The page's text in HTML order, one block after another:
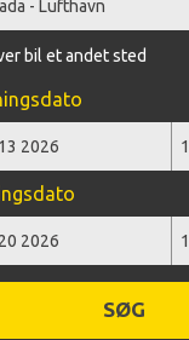
bil et andet sted
SØG